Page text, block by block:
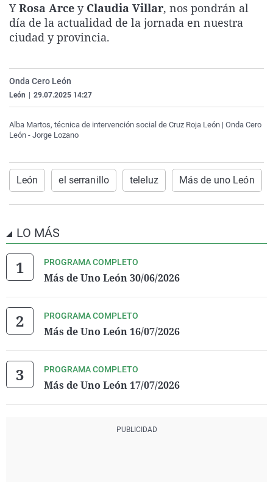
YRosa Arce y Claudia Villar, nos pondrán al
día de la actualidad de la jornada en nuestra
ciudad y provincia.
Onda Cero León
León 29.07.2025 14:27
Alba Martos, técnica de intervención social de Cruz Roja León | Onda Cero
León - Jorge Lozano
León el serranillo teleluz Más de uno León
LO MÁS
PROGRAMA COMPLETO
Más de Uno León 30/06/2026
PROGRAMA COMPLETO
Más de Uno León 16/07/2026
PROGRAMA COMPLETO
Más de Uno León 17/07/2026